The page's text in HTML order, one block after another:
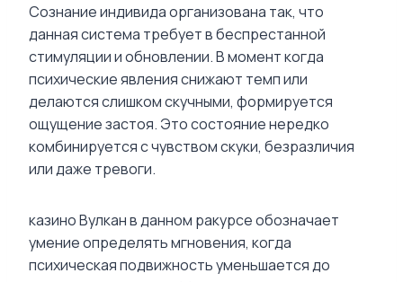
Сознание индивида организована так, что
данная система требует в беспрестанной
стимуляции и обновлении. В момент когда
психические явления снижают темп или
делаются слишком скучными, формируется
ощущение застоя. Это состояние нередко
комбинируется с чувством скуки, безразличия
или даже тревоги.
казино Вулкан в данном ракурсе обозначает
умение определять мгновения, когда
психическая подвижность уменьшается до